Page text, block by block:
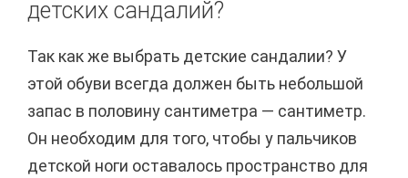
детских сандалий?
Так как же выбрать детские сандалии? У
этой обуви всегда должен быть небольшой
запас в половину сантиметра — сантиметр.
Он необходим для того, чтобы у пальчиков
детской ноги оставалось пространство для